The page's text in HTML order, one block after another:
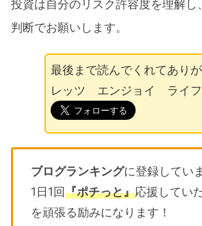
投資は自分のリスク許容度を理解し
判断でお願いします。
最後まで読んでくれてありが
レッツ エンジョイ ライフ
ブログランキングに登録してい
1日1回『ポチっと』応援してい
を頑張る励みになります！